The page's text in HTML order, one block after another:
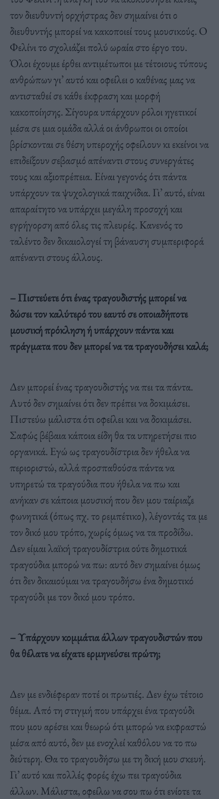
τον διευθυντή ορχήστρας δεν σημαίνει ότι ο
διευθυντής μπορεί να κακοποιεί τους μουσικούς. Ο
Φελίνι το σχολιάζει πολύ ωραία στο έργο του.
Όλοι έχουμε έρθει αντιμέτωποι με τέτοιους τύπους
ανθρώπων γι’ αυτό και οφείλει ο καθένας μας να
αντισταθεί σε κάθε έκφραση και μορφή
κακοποίησης. Σίγουρα υπάρχουν ρόλοι ηγετικοί
μέσα σε μια ομάδα αλλά οι άνθρωποι οι οποίοι
βρίσκονται σε θέση υπεροχής οφείλουν κι εκείνοι να
επιδείξουν σεβασμό απέναντι στους συνεργάτες
τους και αξιοπρέπεια. Είναι γεγονός ότι πάντα
υπάρχουν τα ψυχολογικά παιχνίδια. Γι’ αυτό, είναι
απαραίτητο να υπάρχει μεγάλη προσοχή και
εγρήγορση από όλες τις πλευρές. Κανενός το
ταλέντο δεν δικαιολογεί τη βάναυση συμπεριφορά
απέναντι στους άλλους.
– Πιστεύετε ότι ένας τραγουδιστής μπορεί να
δώσει τον καλύτερό του εαυτό σε οποιαδήποτε
μουσική πρόκληση ή υπάρχουν πάντα και
πράγματα που δεν μπορεί να τα τραγουδήσει καλά;
Δεν μπορεί ένας τραγουδιστής να πει τα πάντα.
Αυτό δεν σημαίνει ότι δεν πρέπει να δοκιμάσει.
Πιστεύω μάλιστα ότι οφείλει και να δοκιμάσει.
Σαφώς βέβαια κάποια είδη θα τα υπηρετήσει πιο
οργανικά. Εγώ ως τραγουδίστρια δεν ήθελα να
περιοριστώ, αλλά προσπαθούσα πάντα να
υπηρετώ τα τραγούδια που ήθελα να πω και
ανήκαν σε κάποια μουσική που δεν μου ταίριαζε
φωνητικά (όπως πχ. το ρεμπέτικο), λέγοντάς τα με
τον δικό μου τρόπο, χωρίς όμως να τα προδίδω.
Δεν είμαι λαϊκή τραγουδίστρια ούτε δημοτικά
τραγούδια μπορώ να πω: αυτό δεν σημαίνει όμως
ότι δεν δικαιούμαι να τραγουδήσω ένα δημοτικό
τραγούδι με τον δικό μου τρόπο.
– Υπάρχουν κομμάτια άλλων τραγουδιστών που
θα θέλατε να είχατε ερμηνεύσει πρώτη;
Δεν με ενδιέφεραν ποτέ οι πρωτιές. Δεν έχω τέτοιο
θέμα. Από τη στιγμή που υπάρχει ένα τραγούδι
που μου αρέσει και θεωρώ ότι μπορώ να εκφραστώ
μέσα από αυτό, δεν με ενοχλεί καθόλου να το πω
δεύτερη. Θα το τραγουδήσω με τη δική μου σκευή.
Γι’ αυτό και πολλές φορές έχω πει τραγούδια
άλλων. Μάλιστα, οφείλω να σου πω ότι ενίοτε τα